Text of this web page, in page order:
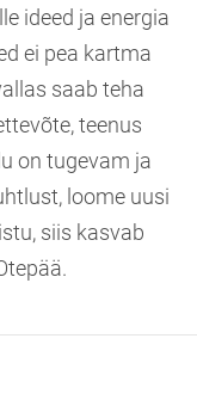
ideed ja energia
ei pea kartma
saab teha
teenus
on tugevam ja
loome uusi
siis kasvab